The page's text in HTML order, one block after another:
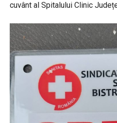
cuvânt al Spitalului Clinic